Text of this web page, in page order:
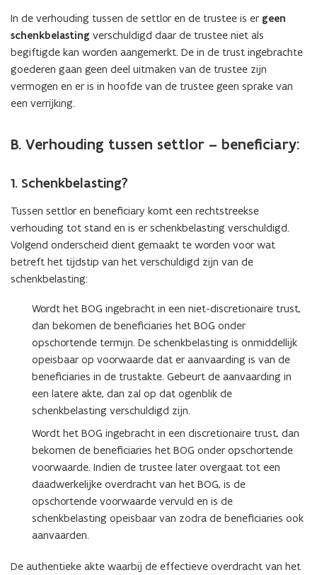
In de verhouding tussen de settlor en de trustee is er geen
schenkbelasting verschuldigd daar de trustee niet als
begiftigde kan worden aangemerkt. De in de trust ingebrachte
goederen gaan geen deel uitmaken van de trustee zijn
vermogen en er is in hoofde van de trustee geen sprake van
een verrijking.
B. Verhouding tussen settlor – beneficiary:
1. Schenkbelasting?
Tussen settlor en beneficiary komt een rechtstreekse
verhouding tot stand en is er schenkbelasting verschuldigd.
Volgend onderscheid dient gemaakt te worden voor wat
betreft het tijdstip van het verschuldigd zijn van de
schenkbelasting:
Wordt het BOG ingebracht in een niet-discretionaire trust,
dan bekomen de beneficiaries het BOG onder
opschortende termijn. De schenkbelasting is onmiddellijk
opeisbaar op voorwaarde dat er aanvaarding is van de
beneficiaries in de trustakte. Gebeurt de aanvaarding in
een latere akte, dan zal op dat ogenblik de
schenkbelasting verschuldigd zijn.
Wordt het BOG ingebracht in een discretionaire trust, dan
bekomen de beneficiaries het BOG onder opschortende
voorwaarde. Indien de trustee later overgaat tot een
daadwerkelijke overdracht van het BOG, is de
opschortende voorwaarde vervuld en is de
schenkbelasting opeisbaar van zodra de beneficiaries ook
aanvaarden.
​​De authentieke akte waarbij de effectieve overdracht van het